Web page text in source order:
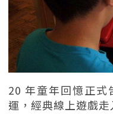
20 年童年回憶正
運，經典線上遊戲走